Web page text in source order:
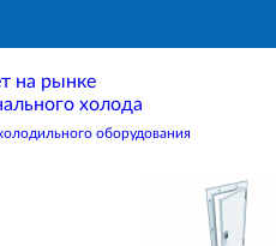
на рынке
холода
оборудования